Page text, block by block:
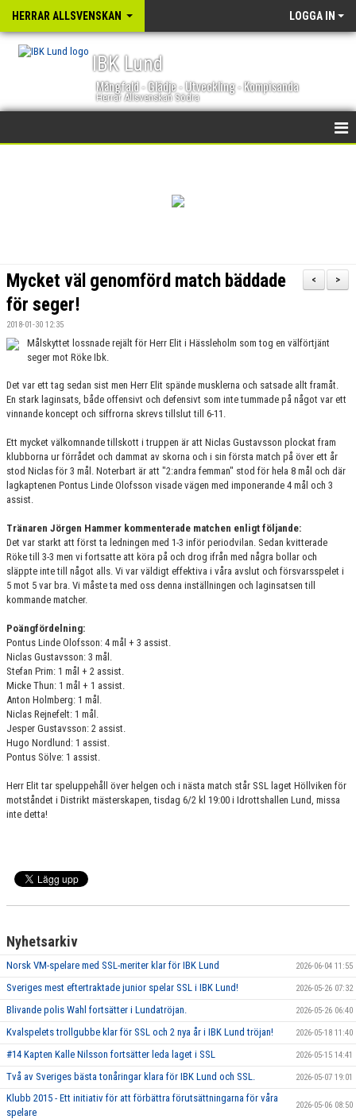
HERRAR ALLSVENSKAN LOGGA IN
IBK Lund
Mångfald - Glädje - Utveckling - Kompisanda
Herrar Allsvenskan Södra
GÄSTBOK
BILDGALLERI
KONTAKT
MATCHER
SKÅNEMÄSTERSKAPEN 21/22
>
<
Mycket väl genomförd match bäddade
för seger!
2018-01-30 12:35
Målskyttet lossnade rejält för Herr Elit i Hässleholm som tog en välförtjänt
seger mot Röke Ibk.
Det var ett tag sedan sist men Herr Elit spände musklerna och satsade allt framåt.
En stark laginsats, både offensivt och defensivt som inte tummade på något var ett
vinnande koncept och siffrorna skrevs tillslut till 6-11.
Ett mycket välkomnande tillskott i truppen är att Niclas Gustavsson plockat fram
klubborna ur förrådet och dammat av skorna och i sin första match på över ett år
stod Niclas för 3 mål. Noterbart är att "2:andra femman" stod för hela 8 mål och där
lagkaptenen Pontus Linde Olofsson visade vägen med imponerande 4 mål och 3
assist.
Tränaren Jörgen Hammer kommenterade matchen enligt följande:
Det var starkt att först ta ledningen med 1-3 inför periodvilan. Sedan kvitterade
Röke till 3-3 men vi fortsatte att köra på och drog ifrån med några bollar och
släppte inte till något alls. Vi var väldigt effektiva i våra avslut och försvarsspelet i
5 mot 5 var bra. Vi måste ta med oss denna inställningen och laginsatsen till
kommande matcher.
Poängfördelning:
Pontus Linde Olofsson: 4 mål + 3 assist.
Niclas Gustavsson: 3 mål.
Stefan Prim: 1 mål + 2 assist.
Micke Thun: 1 mål + 1 assist.
Anton Holmberg: 1 mål.
Niclas Rejnefelt: 1 mål.
Jesper Gustavsson: 2 assist.
Hugo Nordlund: 1 assist.
Pontus Sölve: 1 assist.
Herr Elit tar speluppehåll över helgen och i nästa match står SSL laget Höllviken för
motståndet i Distrikt mästerskapen, tisdag 6/2 kl 19:00 i Idrottshallen Lund, missa
inte detta!
Nyhetsarkiv
Norsk VM-spelare med SSL-meriter klar för IBK Lund 2026-06-04 11:55
Sveriges mest eftertraktade junior spelar SSL i IBK Lund! 2026-05-26 07:32
Blivande polis Wahl fortsätter i Lundatröjan. 2026-05-26 06:40
Kvalspelets trollgubbe klar för SSL och 2 nya år i IBK Lund tröjan! 2026-05-18 11:40
#14 Kapten Kalle Nilsson fortsätter leda laget i SSL 2026-05-15 14:41
Två av Sveriges bästa tonåringar klara för IBK Lund och SSL. 2026-05-07 19:01
Klubb 2015 - Ett initiativ för att förbättra förutsättningarna för våra
spelare
2026-05-06 08:50